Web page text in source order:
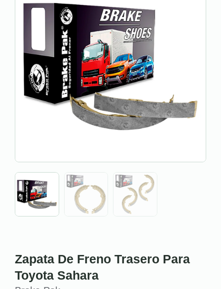
Zapata De Freno Trasero Para
Toyota Sahara